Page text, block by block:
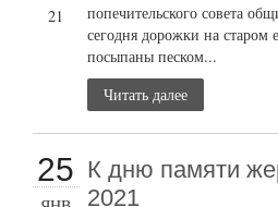
21
попечительского совета
сегодня дорожки на
посыпаны песком...
Читать далее
25 К дню памяти
2021